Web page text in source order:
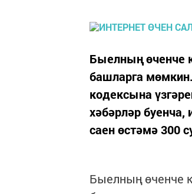
Быелның өченче
башларга
кодексына
хәбәрләр буенча,
саен өстәмә 300
Быелның өченче